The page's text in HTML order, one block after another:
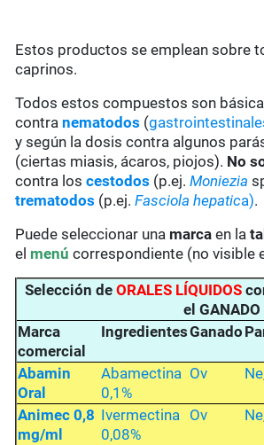
Estos productos se emplean sobre
caprinos.
Todos estos compuestos son
contranematodos (
y según la dosis contra algunos
(ciertas miasis, ácaros, piojos). No
contra loscestodos (p.ej.Moniezia
trematodos (p.ej.Fasciola hepatica).
Puede seleccionar una marca en la
el menúcorrespondiente (no visible
Selección deORALES LÍQUIDOS
el GANADO
Marca
comercial
IngredientesGanado
Abamin
Oral
Abamectina
0,1%
Ov Ne
Animec 0,8
mg/ml
Ivermectina
0,08%
Ov Ne